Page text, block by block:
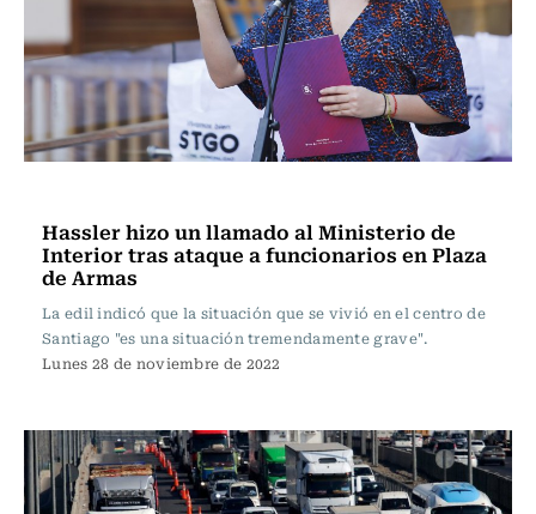
Hassler hizo un llamado al Ministerio de
Interior tras ataque a funcionarios en Plaza
de Armas
La edil indicó que la situación que se vivió en el centro de
Santiago "es una situación tremendamente grave".
Lunes 28 de noviembre de 2022